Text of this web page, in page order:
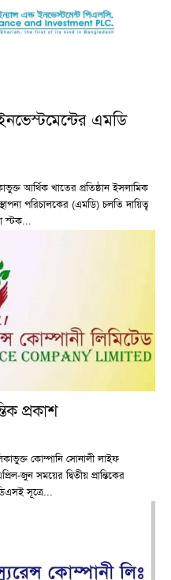
এমডি
আর্থিক খাতের প্রতিষ্ঠান ইসলামিক
পরিচালকের (এমডি) চলতি দায়িত্ব
তৌফিকুল হাকিমকে। ঢাকা স্টক...
প্রকাশ
কোম্পানি সোনালী লাইফ
জুন সময়ের দ্বিতীয় প্রান্তিকের
সূত্রে...